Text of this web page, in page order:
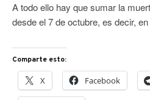
A todo ello hay que sumar la
desde el 7 de octubre, es decir,
Comparte esto:
X Facebook